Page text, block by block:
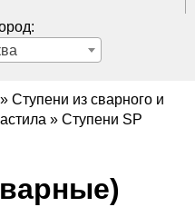
» Ступени из сварного и
» Ступени SP